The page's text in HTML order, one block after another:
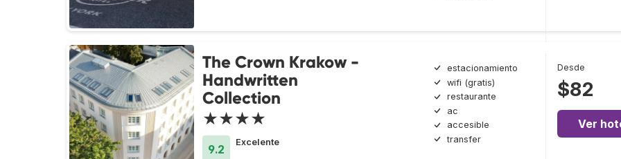
The Crown Krakow -
Handwritten
Collection
★★★★
9.2
Excelente
estacionamiento
wifi (gratis)
restaurante
ac
accesible
transfer
Desde
$82
Ver